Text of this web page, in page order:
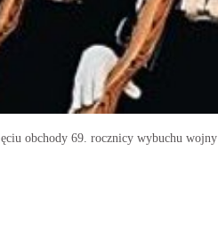
obchody 69. rocznicy wybuchu wojny